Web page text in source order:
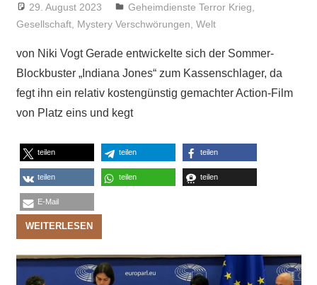
29. August 2023 Niki Vogt
Geheimdienste Terror Krieg
Gesellschaft, Mystery Verschwörungen Welt
von Niki Vogt Gerade entwickelte sich der Sommer-
Blockbuster „Indiana Jones“ zum Kassenschlager, da
fegt ihn ein relativ kostengünstig gemachter Action-Film
von Platz eins und kegt
teilen teilen teilen
teilen teilen teilen
E-Mail
WEITERLESEN